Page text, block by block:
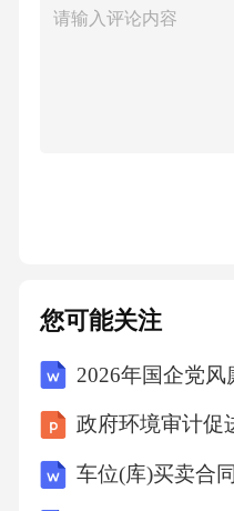
妈说：
智能机器人材料一：
发、碎屑，抑或平时
部，都能搞定。当完
能自动返回充电插座
全球销量最大的家用
您可能关注
政府环境审计促
车位(库)买卖合